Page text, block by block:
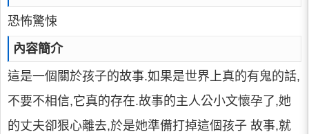
恐怖驚悚
內容簡介
這是一個關於孩子的故事.如果是世界上真的有鬼的話,
不要不相信,它真的存在.故事的主人公小文懷孕了,她
的丈夫卻狠心離去,於是她準備打掉這個孩子 故事,就